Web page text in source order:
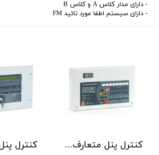
- دارای مدار کلاس A و کلاس B
- دارای سیستم اطفا مورد تائید FM
کنترل پنل متعارف C-TEC سری CFP 8 Zone